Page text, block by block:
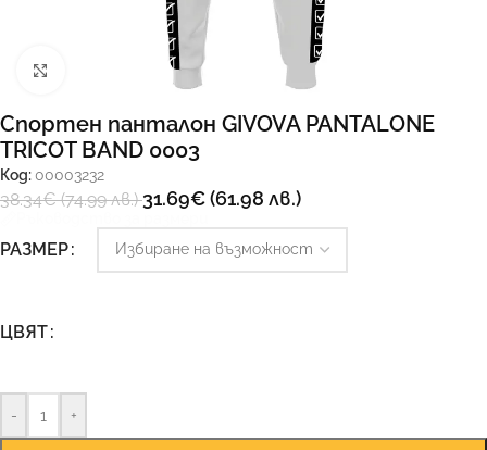
Спортен панталон GIVOVA PANTALONE
TRICOT BAND 0003
Код: 00003232
38.34€(74.99 лв.)31.69€(61.98 лв.)
РАЗМЕР
ЦВЯТ
- +